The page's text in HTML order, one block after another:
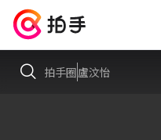
拍手圈盧汶怡